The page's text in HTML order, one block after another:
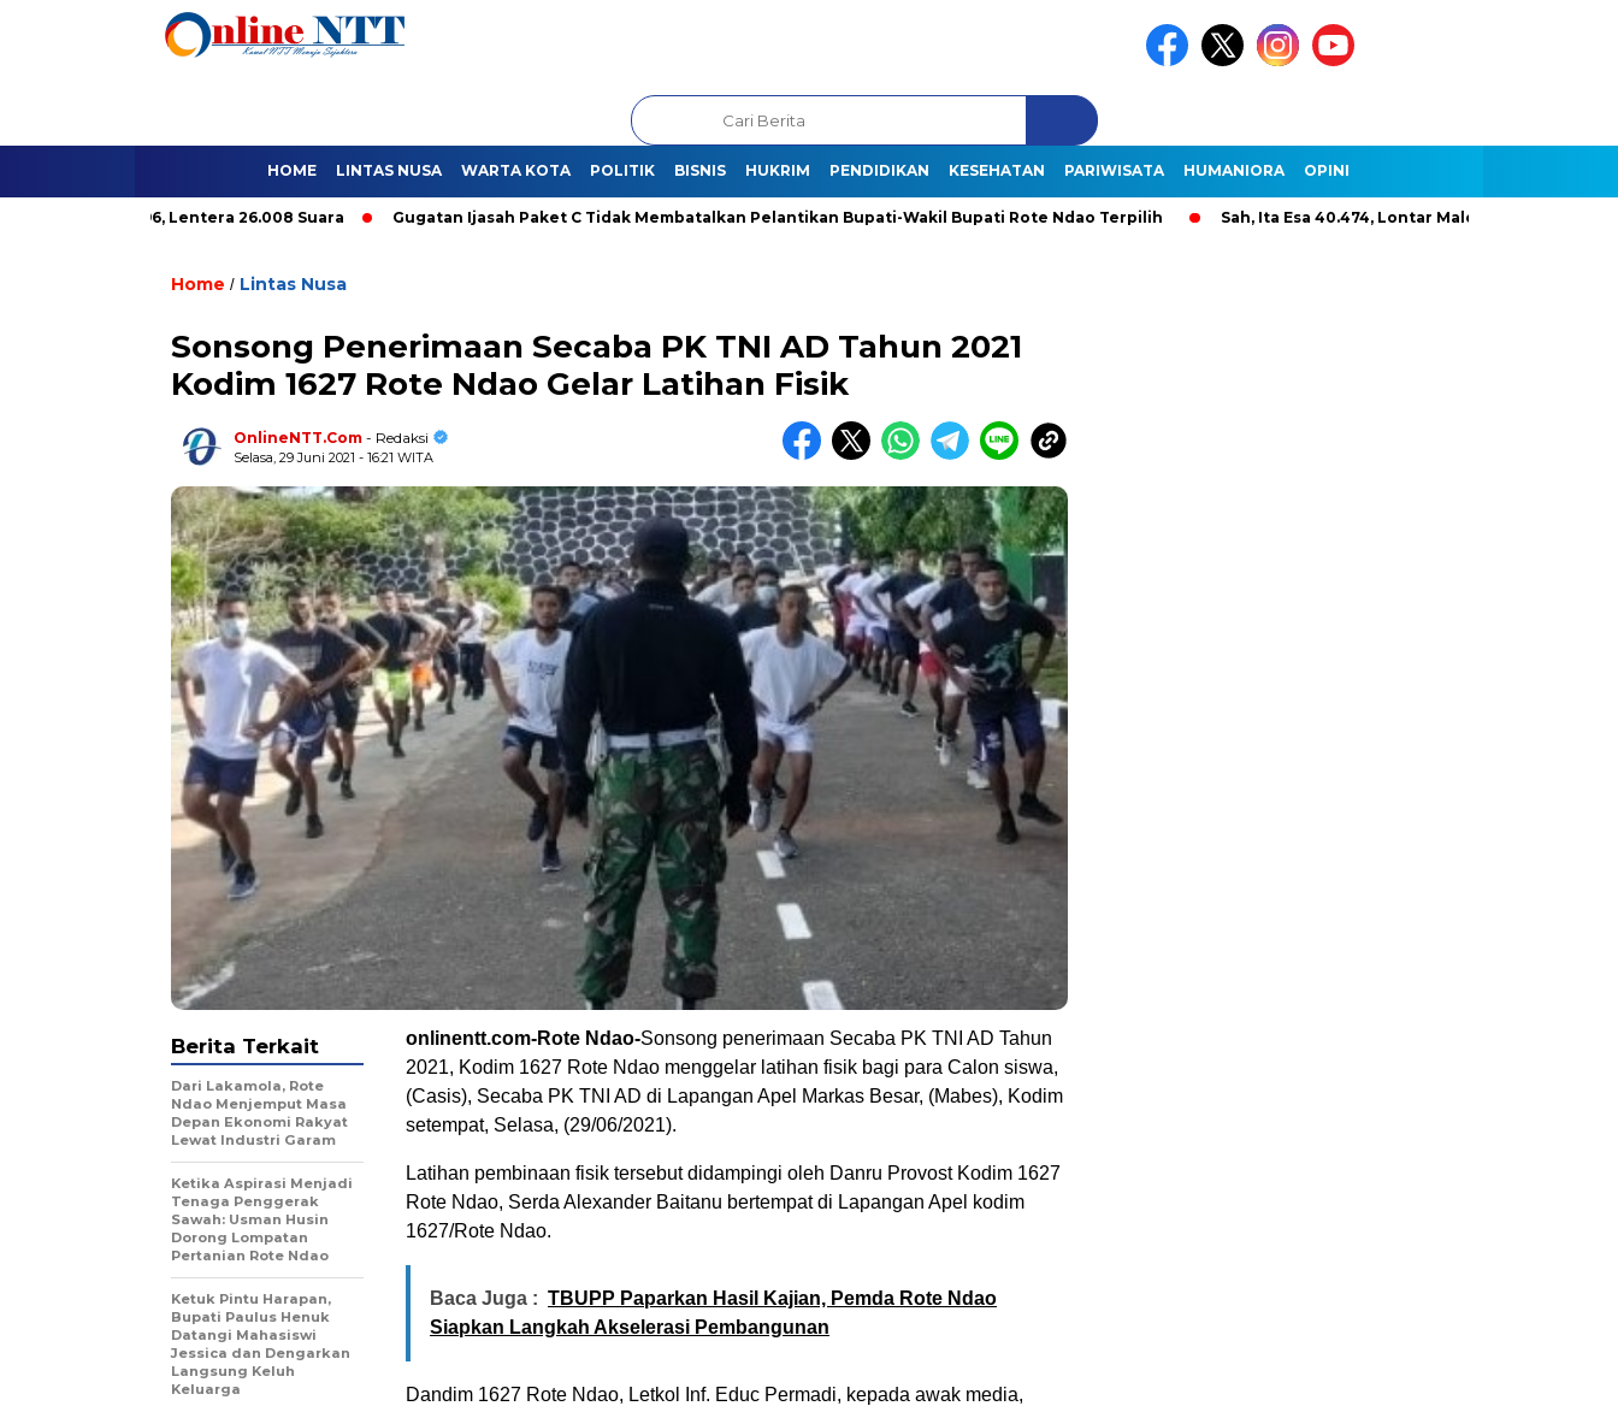
HOME LINTAS NUSA WARTA KOTA POLITIK BISNIS HUKRIM PENDIDIKAN KESEHATAN PARIWISATA HUMANIORA OPINI
9.296, Lentera 26.008 Suara Gugatan Ijasah Paket C Tidak Membatalkan Pelantikan Bupati-Wakil Bupati Rote Ndao Terpilih Sah, Ita Esa 40.474, Lontar Malole Hanya 9.296, Lentera
Home / Lintas Nusa
Sonsong Penerimaan Secaba PK TNI AD Tahun 2021
Kodim 1627 Rote Ndao Gelar Latihan Fisik
OnlineNTT.Com - Redaksi
Selasa, 29 Juni 2021 - 16:21 WITA
onlinentt.com-Rote Ndao-Sonsong penerimaan Secaba PK TNI AD Tahun
2021, Kodim 1627 Rote Ndao menggelar latihan fisik bagi para Calon siswa,
(Casis), Secaba PK TNI AD di Lapangan Apel Markas Besar, (Mabes), Kodim
setempat, Selasa, (29/06/2021).
Latihan pembinaan fisik tersebut didampingi oleh Danru Provost Kodim 1627
Rote Ndao, Serda Alexander Baitanu bertempat di Lapangan Apel kodim
1627/Rote Ndao.
Baca Juga : TBUPP Paparkan Hasil Kajian, Pemda Rote Ndao
Siapkan Langkah Akselerasi Pembangunan
Dandim 1627 Rote Ndao, Letkol Inf. Educ Permadi, kepada awak media,
Berita Terkait
Dari Lakamola, Rote
Ndao Menjemput Masa
Depan Ekonomi Rakyat
Lewat Industri Garam
Ketika Aspirasi Menjadi
Tenaga Penggerak
Sawah: Usman Husin
Dorong Lompatan
Pertanian Rote Ndao
Ketuk Pintu Harapan,
Bupati Paulus Henuk
Datangi Mahasiswi
Jessica dan Dengarkan
Langsung Keluh
Keluarga